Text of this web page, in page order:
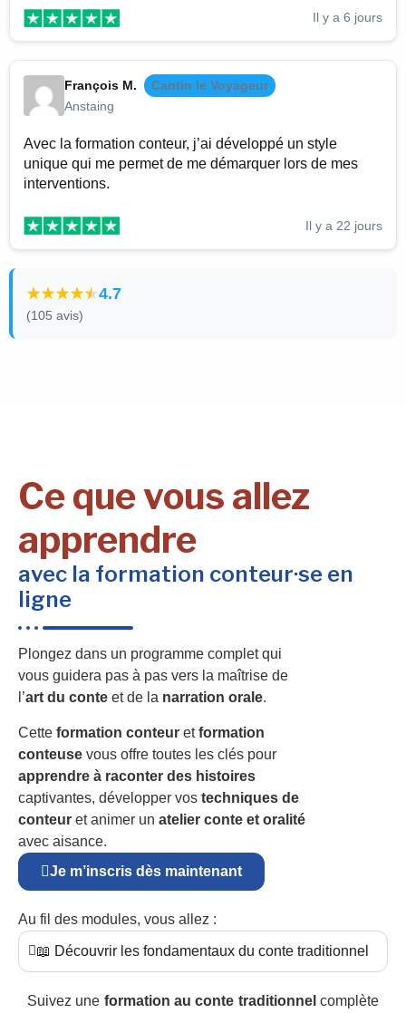
Il y a 6 jours
François M.
Cantin le Voyageur
Anstaing
Avec la formation conteur, j’ai développé un style
unique qui me permet de me démarquer lors de mes
interventions.
Il y a 22 jours
4.7
(105 avis)
Ce que vous allez
apprendre
avec la formation conteur·se en
ligne
Plongez dans un programme complet qui
vous guidera pas à pas vers la maîtrise de
l’art du conte et de la narration orale.
Cette formation conteur etformation
conteuse vous offre toutes les clés pour
apprendre à raconter des histoires
captivantes, développer vos techniques de
conteur et animer un atelier conte et oralité
avec aisance.
Je m’inscris dès maintenant
Au fil des modules, vous allez :
📖 Découvrir les fondamentaux du conte traditionnel
Suivez une formation au conte traditionnel complète